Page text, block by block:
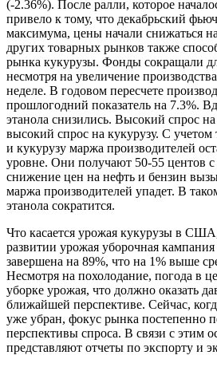
(-2.36%). После ралли, которое
привело к тому, что декабрьский
максимума, цены начали снижаться
других товарных рынков также
рынка кукурузы. Фонды сокращали
несмотря на увеличение
неделе. В годовом пересчете
прошлогодний показатель на 7.3%.
этанола снизились. Высокий спрос на
высокий спрос на кукурузу. С
и кукурузу маржа производителей
уровне. Они получают 50-55 центов с
снижение цен на нефть и бензин
маржа производителей упадет. В
этанола сократится.
Что касается урожая кукурузы в
развитии урожая уборочная
завершена на 89%, что на 1% выше
Несмотря на похолодание, погода в
уборке урожая, что должно оказать
ближайшей перспективе. Сейчас,
уже убран, фокус рынка постепенно
перспективы спроса. В связи с этим
представляют отчеты по экспорту и